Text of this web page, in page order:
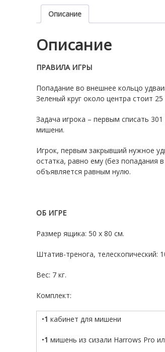
Описание
Описание
ПРАВИЛА ИГРЫ
Попадание во внешнее кольцо
Зеленый круг около центра стоит
Задача игрока – первым списать
мишени.
Игрок, первым закрывший нужное
остатка, равно ему (без попадания
объявляется равным нулю.
ОБ ИГРЕ
Размер ящика: 50 х 80 см.
Штатив-тренога, телескопический:
Вес: 7 кг.
Комплект:
•1 кабинет для мишени
•1 мишень из сизали Harrows Pro